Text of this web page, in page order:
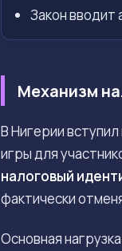
Закон вводит
Механизм
В Нигерии вступил
игры для
налоговый
фактически
Основная